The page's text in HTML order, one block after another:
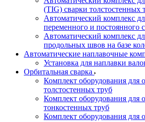
(TIG) сварки толстостенных
Автоматический комплекс
переменного и постоянного
Автоматический комплекс
продольных швов на базе
Автоматические наплавочные
Установка для наплавки
Орбитальная сварка
Комплект оборудования для
толстостенных труб
Комплект оборудования для
тонкостенных труб
Комплект оборудования для